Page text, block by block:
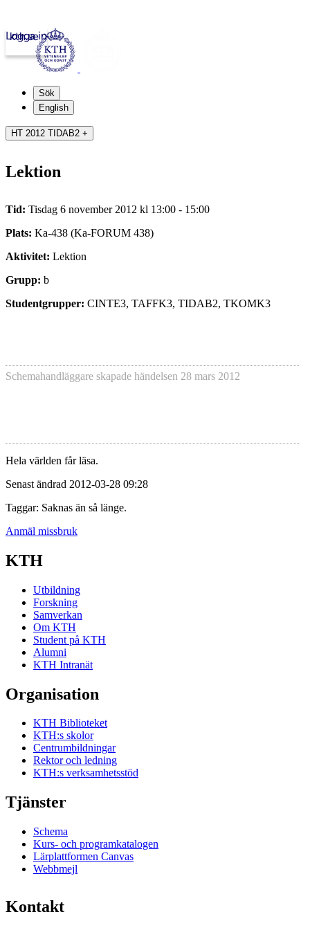
kth.se
Logga in
Sök
English
HT 2012 TIDAB2 +
Lektion
Tid: Tisdag 6 november 2012 kl 13:00 - 15:00
Plats: Ka-438 (Ka-FORUM 438)
Aktivitet: Lektion
Grupp: b
Studentgrupper: CINTE3, TAFFK3, TIDAB2, TKOMK3
Schemahandläggare skapade händelsen 28 mars 2012
Hela världen får läsa.
Senast ändrad 2012-03-28 09:28
Taggar: Saknas än så länge.
Anmäl missbruk
KTH
Utbildning
Forskning
Samverkan
Om KTH
Student på KTH
Alumni
KTH Intranät
Organisation
KTH Biblioteket
KTH:s skolor
Centrumbildningar
Rektor och ledning
KTH:s verksamhetsstöd
Tjänster
Schema
Kurs- och programkatalogen
Lärplattformen Canvas
Webbmejl
Kontakt